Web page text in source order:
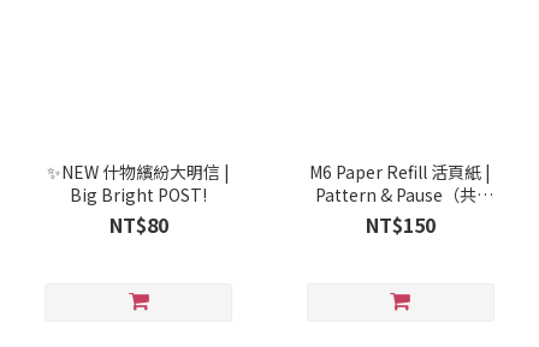
✨NEW 什物繽紛大明信 |
Big Bright POST!
NT$80
M6 Paper Refill 活頁紙 |
Pattern & Pause（共8
款）
NT$150